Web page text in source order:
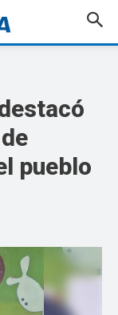
pueblo